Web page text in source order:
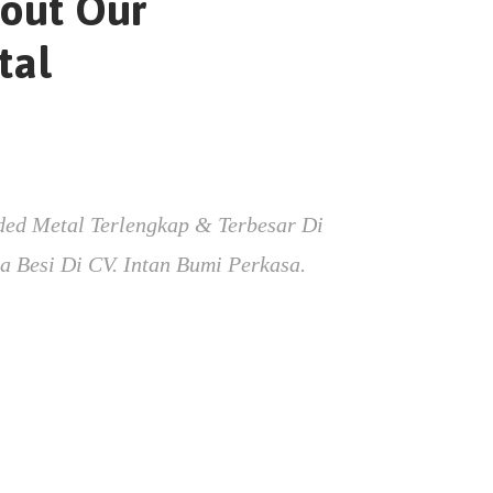
Metal Terlengkap & Terbesar Di
Besi Di CV. Intan Bumi Perkasa.